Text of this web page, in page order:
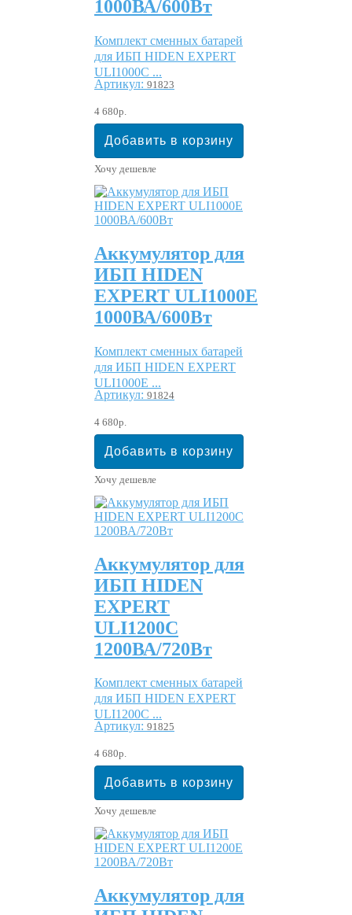
1000ВА/600Вт
Комплект сменных батарей
для ИБП HIDEN EXPERT
ULI1000C ...
Артикул: 91823
4 680р.
Хочу дешевле
Аккумулятор для
ИБП HIDEN
EXPERT ULI1000E
1000ВА/600Вт
Комплект сменных батарей
для ИБП HIDEN EXPERT
ULI1000E ...
Артикул: 91824
4 680р.
Хочу дешевле
Аккумулятор для
ИБП HIDEN
EXPERT
ULI1200C
1200ВА/720Вт
Комплект сменных батарей
для ИБП HIDEN EXPERT
ULI1200C ...
Артикул: 91825
4 680р.
Хочу дешевле
Аккумулятор для